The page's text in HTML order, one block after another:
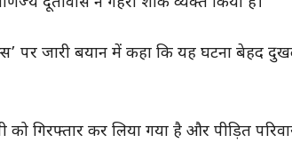
पर जारी बयान में कहा कि यह घटना बेहद
को गिरफ्तार कर लिया गया है और पीड़ित